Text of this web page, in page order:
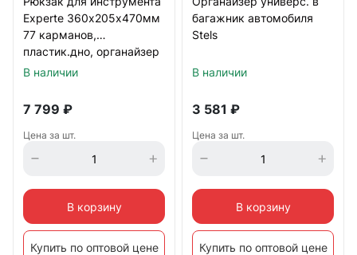
Experte 360х205х470мм
77 карманов,
пластик.дно, органайзер
Gross
В наличии
7 799 ₽
Цена за шт.
В корзину
Купить по оптовой цене
багажник автомобиля
Stels
В наличии
3 581 ₽
Цена за шт.
В корзину
Купить по оптовой цене